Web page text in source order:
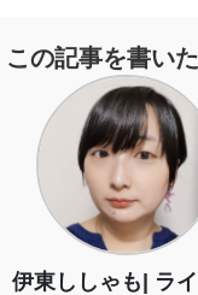
この記事を書い
伊東ししゃも ラ